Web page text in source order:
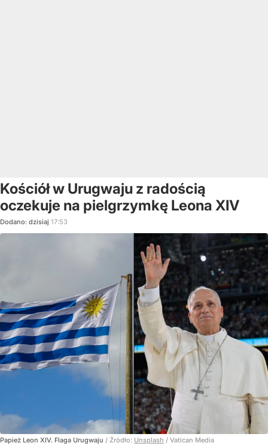
Kościół w Urugwaju z radością
oczekuje na pielgrzymkę Leona XIV
Dodano: dzisiaj 17:53
Papież Leon XIV. Flaga Urugwaju / Źródło: Unsplash / Vatican Media